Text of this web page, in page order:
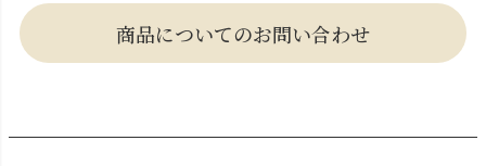
商品についてのお問い合わせ